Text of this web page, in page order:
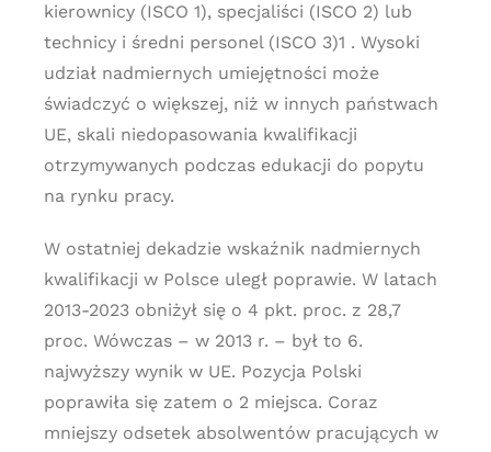
kierownicy (ISCO 1), specjaliści (ISCO 2) lub
technicy i średni personel (ISCO 3)1 . Wysoki
udział nadmiernych umiejętności może
świadczyć o większej, niż w innych państwach
UE, skali niedopasowania kwalifikacji
otrzymywanych podczas edukacji do popytu
na rynku pracy.
W ostatniej dekadzie wskaźnik nadmiernych
kwalifikacji w Polsce uległ poprawie. W latach
2013-2023 obniżył się o 4 pkt. proc. z 28,7
proc. Wówczas – w 2013 r. – był to 6.
najwyższy wynik w UE. Pozycja Polski
poprawiła się zatem o 2 miejsca. Coraz
mniejszy odsetek absolwentów pracujących w